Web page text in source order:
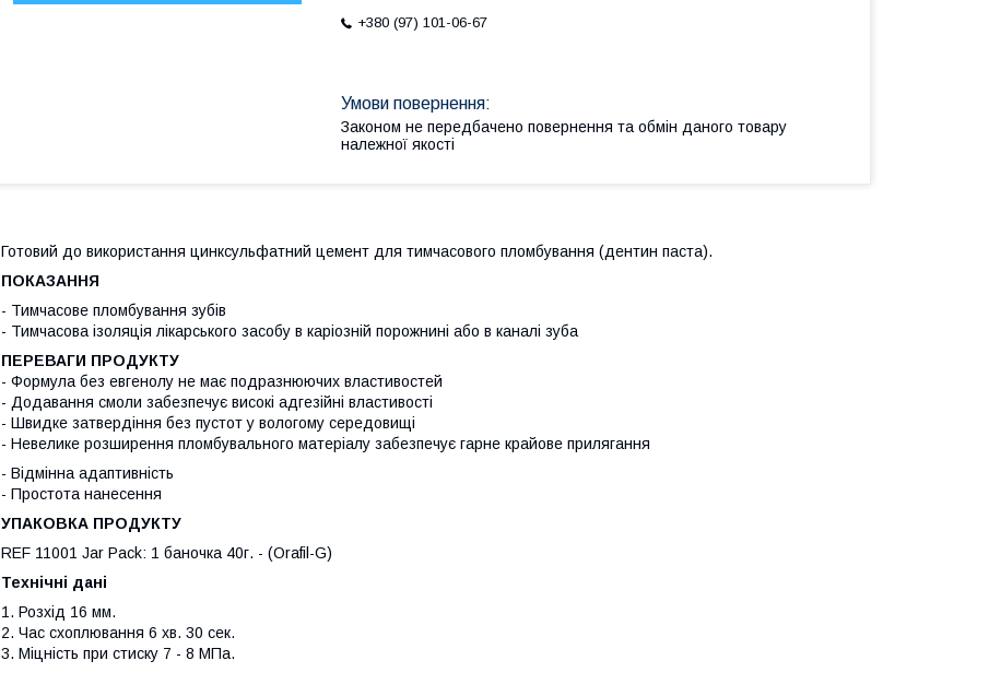
+380 (97) 101-06-67
Законом не передбачено повернення та обмін даного товару
належної якості
Готовий до використання цинксульфатний цемент для тимчасового пломбування (дентин паста).
ПОКАЗАННЯ
- Тимчасове пломбування зубів
- Тимчасова ізоляція лікарського засобу в каріозній порожнині або в каналі зуба
ПЕРЕВАГИ ПРОДУКТУ
- Формула без евгенолу не має подразнюючих властивостей
- Додавання смоли забезпечує високі адгезійні властивості
- Швидке затвердіння без пустот у вологому середовищі
- Невелике розширення пломбувального матеріалу забезпечує гарне крайове прилягання
- Відмінна адаптивність
- Простота нанесення
УПАКОВКА ПРОДУКТУ
REF 11001 Jar Pack: 1 баночка 40г. - (Orafil-G)
Технічні дані
1. Розхід 16 мм.
2. Час схоплювання 6 хв. 30 сек.
3. Міцність при стиску 7 - 8 MПa.